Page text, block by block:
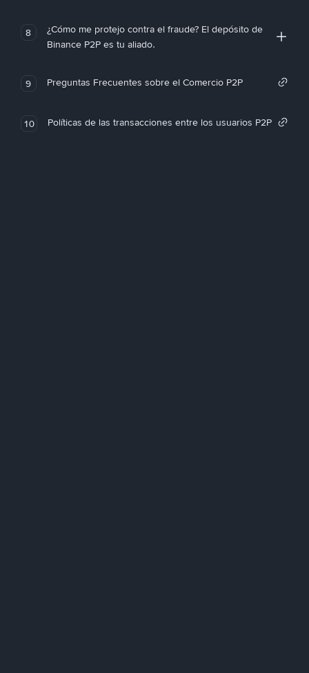
8
¿Cómo me protejo contra el fraude? El depósito de
Binance P2P es tu aliado.
9 Preguntas Frecuentes sobre el Comercio P2P
10 Políticas de las transacciones entre los usuarios P2P